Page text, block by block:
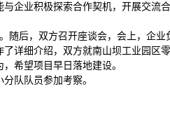
企业积极探索合作契机，开展交流
随后，双方召开座谈会，会上，企业
详细介绍，双方就南山坝工业园区
希望项目早日落地建设。
队队员参加考察。